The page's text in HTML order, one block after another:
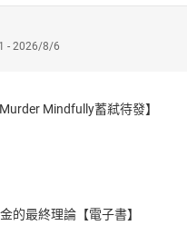
- 2026/8/6
Mindfully蓄弒待發】
的最終理論【電子書】